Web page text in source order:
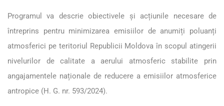
Programul va descrie obiectivele și acțiunile necesare de
întreprins pentru minimizarea emisiilor de anumiți poluanți
atmosferici pe teritoriul Republicii Moldova în scopul atingerii
nivelurilor de calitate a aerului atmosferic stabilite prin
angajamentele naționale de reducere a emisiilor atmosferice
antropice (H. G. nr. 593/2024).